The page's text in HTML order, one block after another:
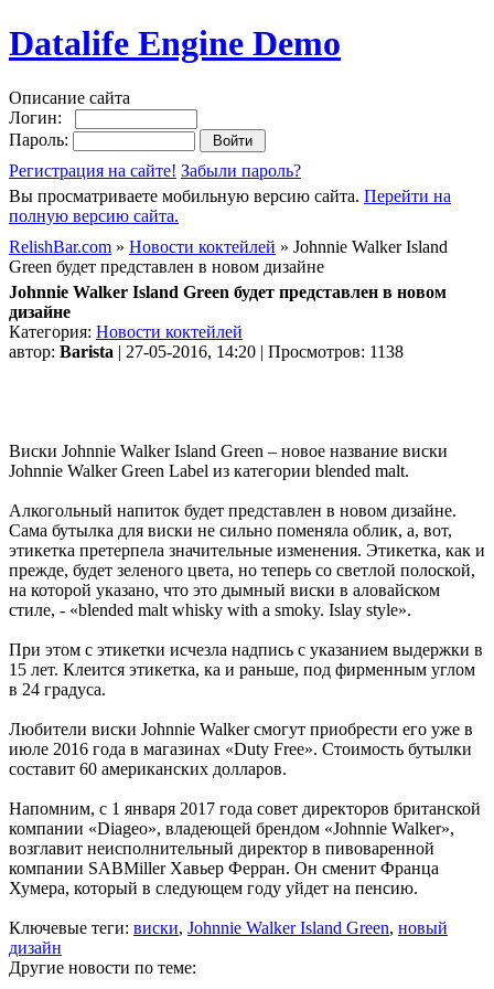
Datalife Engine Demo
Описание сайта
Логин:
Пароль:
Регистрация на сайте! Забыли пароль?
Вы просматриваете мобильную версию сайта. Перейти на
полную версию сайта.
RelishBar.com » Новости коктейлей » Johnnie Walker Island
Green будет представлен в новом дизайне
Johnnie Walker Island Green будет представлен в новом
дизайне
Категория: Новости коктейлей
автор: Barista | 27-05-2016, 14:20 | Просмотров: 1138
Виски Johnnie Walker Island Green – новое название виски
Johnnie Walker Green Label из категории blended malt.
Алкогольный напиток будет представлен в новом дизайне.
Сама бутылка для виски не сильно поменяла облик, а, вот,
этикетка претерпела значительные изменения. Этикетка, как и
прежде, будет зеленого цвета, но теперь со светлой полоской,
на которой указано, что это дымный виски в аловайском
стиле, - «blended malt whisky with a smoky. Islay style».
При этом с этикетки исчезла надпись с указанием выдержки в
15 лет. Клеится этикетка, ка и раньше, под фирменным углом
в 24 градуса.
Любители виски Johnnie Walker смогут приобрести его уже в
июле 2016 года в магазинах «Duty Free». Стоимость бутылки
составит 60 американских долларов.
Напомним, с 1 января 2017 года совет директоров британской
компании «Diageo», владеющей брендом «Johnnie Walker»,
возглавит неисполнительный директор в пивоваренной
компании SABMiller Хавьер Ферран. Он сменит Франца
Хумера, который в следующем году уйдет на пенсию.
Ключевые теги: виски, Johnnie Walker Island Green, новый
дизайн
Другие новости по теме: